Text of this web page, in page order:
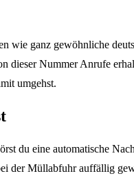
wie ganz gewöhnliche
Nummer Anrufe
umgehst.
du eine automatische
der Müllabfuhr auffällig